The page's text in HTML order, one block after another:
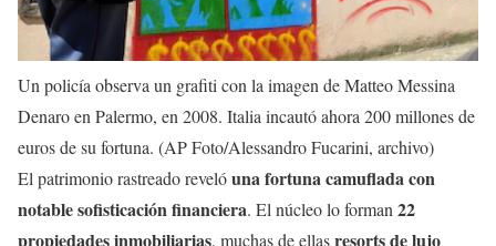
Un policía observa un grafiti con la imagen de Matteo Messina
Denaro en Palermo, en 2008. Italia incautó ahora 200 millones de
euros de su fortuna. (AP Foto/Alessandro Fucarini, archivo)
El patrimonio rastreado revelóuna fortuna camuflada con
notable sofisticación financiera. El núcleo lo forman22
propiedades inmobiliarias, muchas de ellasresorts de lujo